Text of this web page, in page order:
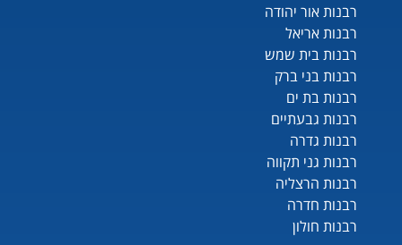
רבנות אור יהודה
רבנות אריאל
רבנות בית שמש
רבנות בני ברק
רבנות בת ים
רבנות גבעתיים
רבנות גדרה
רבנות גני תקווה
רבנות הרצליה
רבנות חדרה
רבנות חולון